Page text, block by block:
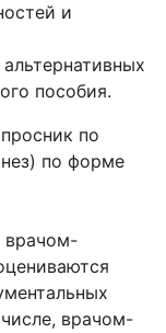
и
пособия.
по
по форме
врачом-
врачом-